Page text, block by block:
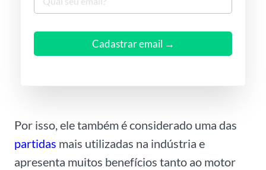
u
Cadastrar email →
Por isso, ele também é considerado uma das
partidas mais utilizadas na indústria e
apresenta muitos benefícios tanto ao motor